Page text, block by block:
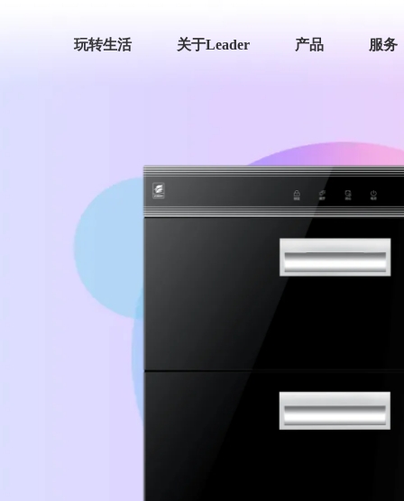
玩转生活 关于Leader 产品 服务